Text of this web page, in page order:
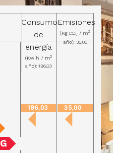
Consumo
de
energía
(KW h / m2
año): 196,03
Emisiones
(Kg CO2 / m2
año): 35,00
G
196,03 35,00